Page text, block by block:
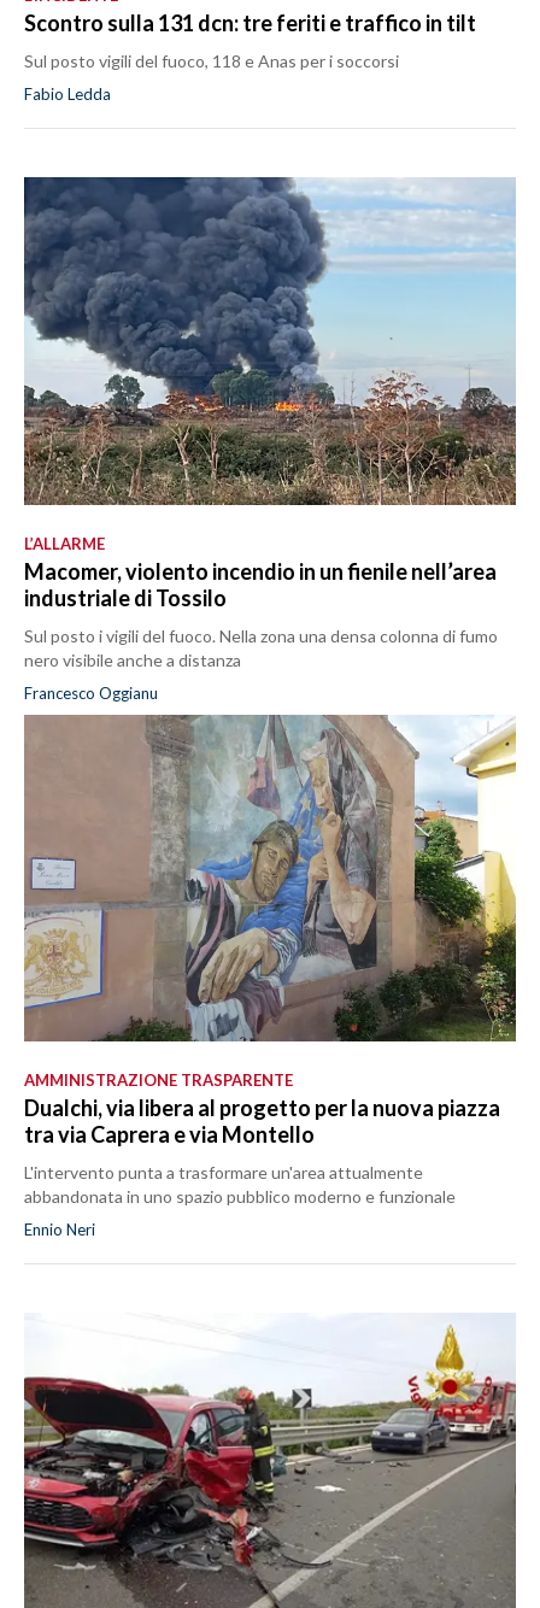
Scontro sulla 131 dcn: tre feriti e traffico in tilt
Sul posto vigili del fuoco, 118 e Anas per i soccorsi
Fabio Ledda
L’ALLARME
Macomer, violento incendio in un fienile nell’area
industriale di Tossilo
Sul posto i vigili del fuoco. Nella zona una densa colonna di fumo
nero visibile anche a distanza
Francesco Oggianu
AMMINISTRAZIONE TRASPARENTE
Dualchi, via libera al progetto per la nuova piazza
tra via Caprera e via Montello
L'intervento punta a trasformare un'area attualmente
abbandonata in uno spazio pubblico moderno e funzionale
Ennio Neri